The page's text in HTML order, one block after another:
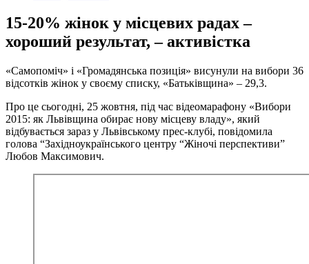
15-20% жінок у місцевих радах –
хороший результат, – активістка
«Самопоміч» і «Громадянська позиція» висунули на вибори 36
відсотків жінок у своєму списку, «Батьківщина» – 29,3.
Про це сьогодні, 25 жовтня, під час відеомарафону «Вибори
2015: як Львівщина обирає нову місцеву владу», який
відбувається зараз у Львівському прес-клубі, повідомила
голова “Західноукраїнського центру “Жіночі перспективи”
Любов Максимович.